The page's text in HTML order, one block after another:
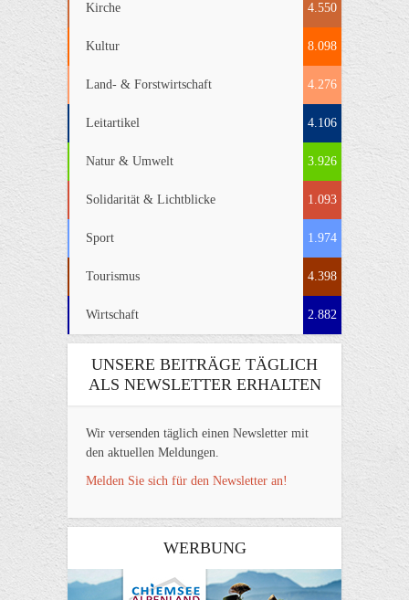
Kirche 4.550
Kultur 8.098
Land- & Forstwirtschaft 4.276
Leitartikel 4.106
Natur & Umwelt 3.926
Solidarität & Lichtblicke 1.093
Sport 1.974
Tourismus 4.398
Wirtschaft 2.882
UNSERE BEITRÄGE TÄGLICH
ALS NEWSLETTER ERHALTEN
Wir versenden täglich einen Newsletter mit
den aktuellen Meldungen.
Melden Sie sich für den Newsletter an!
WERBUNG